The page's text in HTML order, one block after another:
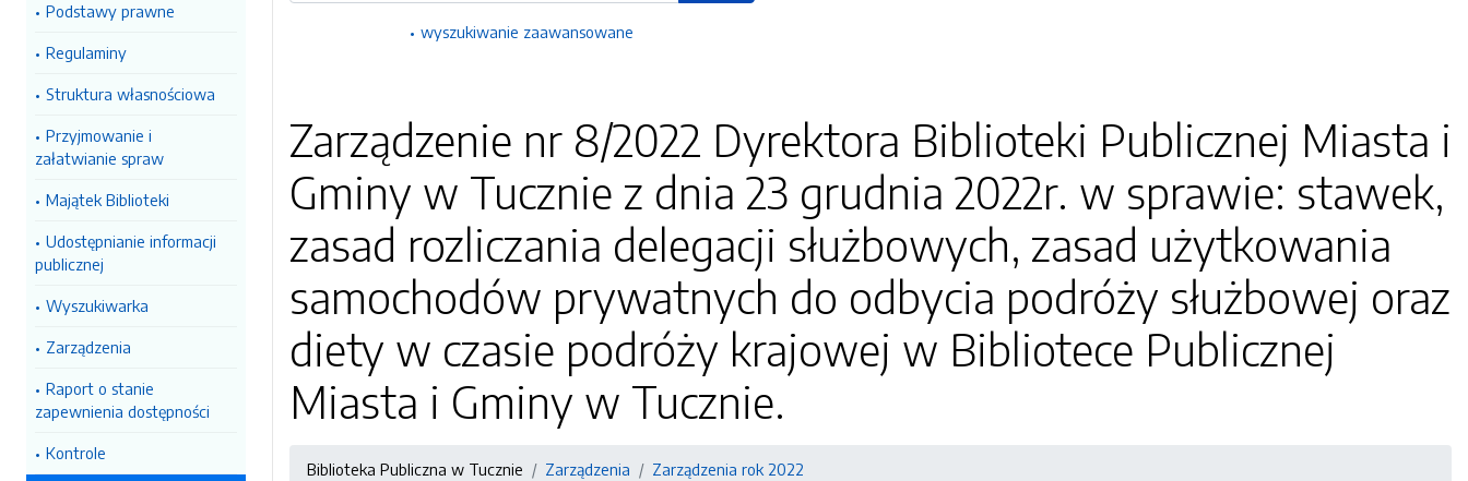
Podstawy prawne
Regulaminy
Struktura własnościowa
Przyjmowanie i
załatwianie spraw
Majątek Biblioteki
Udostępnianie informacji
publicznej
Wyszukiwarka
Zarządzenia
Raport o stanie
zapewnienia dostępności
Kontrole
wyszukiwanie zaawansowane
Zarządzenie nr 8/2022 Dyrektora Biblioteki Publicznej Miasta i
Gminy w Tucznie z dnia 23 grudnia 2022r. w sprawie: stawek,
zasad rozliczania delegacji służbowych, zasad użytkowania
samochodów prywatnych do odbycia podróży służbowej oraz
diety w czasie podróży krajowej w Bibliotece Publicznej
Miasta i Gminy w Tucznie.
Biblioteka Publiczna w Tucznie Zarządzenia
Zarządzenia rok 2022